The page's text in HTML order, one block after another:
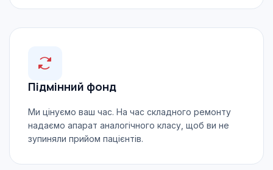
Підмінний фонд
Ми цінуємо ваш час. На час складного ремонту
надаємо апарат аналогічного класу, щоб ви не
зупиняли прийом пацієнтів.